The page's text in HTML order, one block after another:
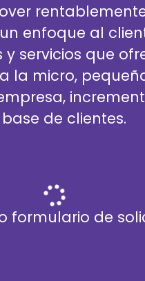
enfoque al
servicios que
la micro,
de clientes.
formulario de